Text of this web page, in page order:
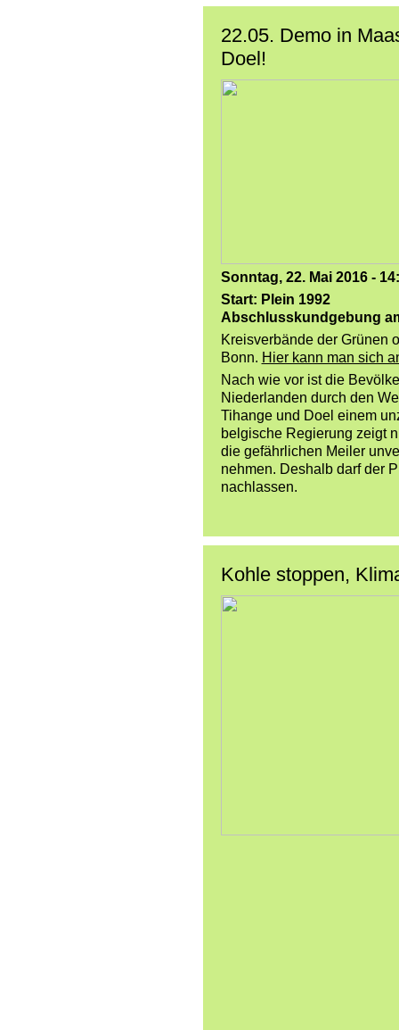
22.05. Demo in
Doel!
Sonntag, 22. Mai 2016 -
Start: Plein 1992
Abschlusskundgebung
Kreisverbände der Grünen
Bonn. Hier kann man sich
Nach wie vor ist die
Niederlanden durch den
Tihange und Doel einem
belgische Regierung zeigt
die gefährlichen Meiler
nehmen. Deshalb darf der
nachlassen.
Kohle stoppen,